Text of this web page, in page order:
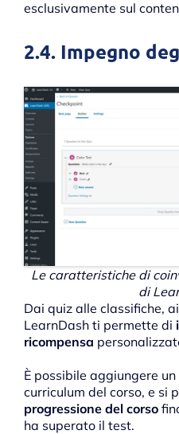
esclusivamente sul
2.4. Impegno
Le caratteristiche di
di
Dai quiz alle classifiche,
LearnDash ti permette di
ricompensa
È possibile aggiungere
curriculum del corso, e si
progressione del corso
ha superato il test.